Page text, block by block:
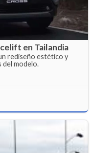
en Tailandia
rediseño estético y
del modelo.